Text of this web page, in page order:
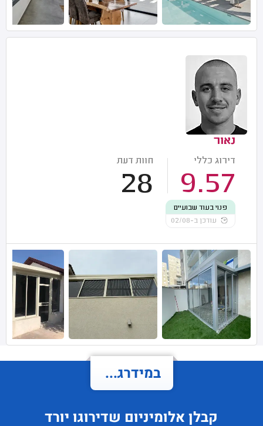
נאור
דירוג כללי
9.57
חוות דעת
28
פנוי בעוד שבועיים
עודכן ב-02/08
במידרג...
קבלן אלומיניום שדירוגו יורד